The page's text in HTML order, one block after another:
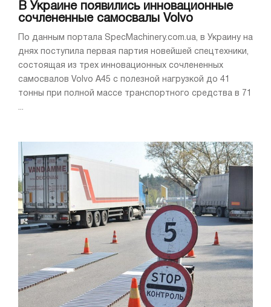
В Украине появились инновационные
сочлененные самосвалы Volvo
По данным портала SpecMachinery.com.ua, в Украину на
днях поступила первая партия новейшей спецтехники,
состоящая из трех инновационных сочлененных
самосвалов Volvo A45 с полезной нагрузкой до 41
тонны при полной массе транспортного средства в 71
...